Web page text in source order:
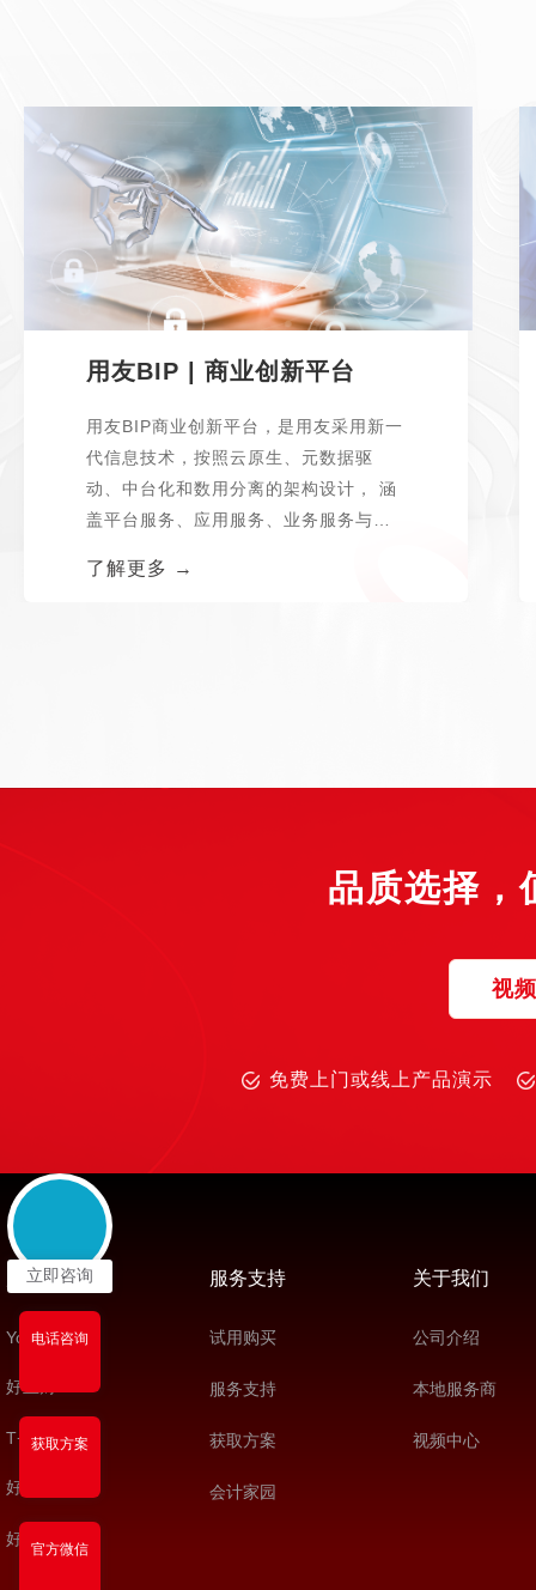
用友BIP | 商业创新平台
用友BIP商业创新平台，是用友采用新一
代信息技术，按照云原生、元数据驱
动、中台化和数用分离的架构设计， 涵
盖平台服务、应用服务、业务服务与数
了解更多 →
品质选择，
视
免费上门或线上产品演示
立即咨询
电话咨询
获取方案
官方微信
产品推荐
YonSuite
好业财
T+Cloud
好会计
好生意
服务支持
试用购买
服务支持
获取方案
会计家园
关于我们
公司介绍
本地服务商
视频中心